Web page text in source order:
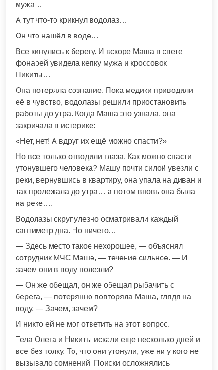
мужа…
А тут что-то крикнул водолаз…
Он что нашёл в воде…
Все кинулись к берегу. И вскоре Маша в свете
фонарей увидела кепку мужа и кроссовок
Никиты…
Она потеряла сознание. Пока медики приводили
её в чувство, водолазы решили приостановить
работы до утра. Когда Маша это узнала, она
закричала в истерике:
«Нет, нет! А вдруг их ещё можно спасти?»
Но все только отводили глаза. Как можно спасти
утонувшего человека? Машу почти силой увезли с
реки, вернувшись в квартиру, она упала на диван и
так пролежала до утра… а потом вновь она была
на реке….
Водолазы скрупулезно осматривали каждый
сантиметр дна. Но ничего…
— Здесь место такое нехорошее, — объяснял
сотрудник МЧС Маше, — течение сильное. — И
зачем они в воду полезли?
— Он же обещал, он же обещал рыбачить с
берега, — потерянно повторяла Маша, глядя на
воду, — Зачем, зачем?
И никто ей не мог ответить на этот вопрос.
Тела Олега и Никиты искали еще несколько дней и
все без толку. То, что они утонули, уже ни у кого не
вызывало сомнений. Поиски осложнялись